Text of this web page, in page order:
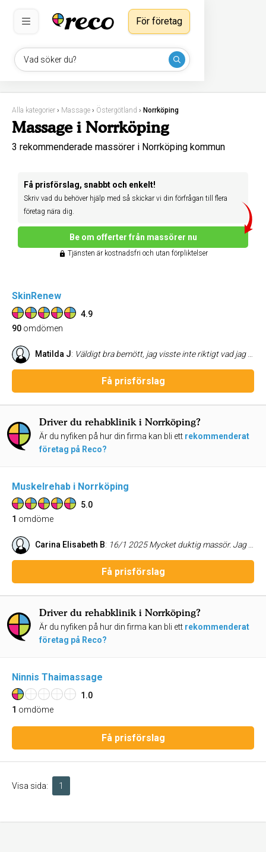
Vad söker du?
För företag
Alla kategorier › Massage › Östergötland › Norrköping
Massage i Norrköping
3 rekommenderade massörer i Norrköping kommun
Få prisförslag, snabbt och enkelt!
Skriv vad du behöver hjälp med så skickar vi din förfrågan till flera
företag nära dig.
Be om offerter från massörer nu
Tjänsten är kostnadsfri och utan förpliktelser
SkinRenew
4.9
90 omdömen
Matilda J: Väldigt bra bemött, jag visste inte riktigt vad jag skulle förvänta mig men allt gick väldigt smidigt. Jag skulle boka tid för att ta bort ett blodkärl och jag fick en tid dagen efter jag hade varit på konsultation, vilket var väldigt bra tyckte jag.
Få prisförslag
Driver du rehabklinik i Norrköping?
Är du nyfiken på hur din firma kan bli ett rekommenderat
företag på Reco?
Muskelrehab i Norrköping
5.0
1 omdöme
Carina Elisabeth B: 16/1 2025 Mycket duktig massör. Jag har bokat fasciamassage och det innebär massage med djupvågsmaskin och vanlig massage. Catrin kommer även med tips och goda råd. Hon är erfaren och mycket kunnig. Man får verkligen valuta för pengarna. Tusen tack!
Få prisförslag
Driver du rehabklinik i Norrköping?
Är du nyfiken på hur din firma kan bli ett rekommenderat
företag på Reco?
Ninnis Thaimassage
1.0
1 omdöme
Få prisförslag
Visa sida: 1